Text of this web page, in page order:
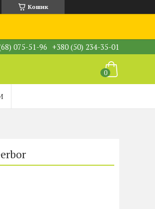
Кошик
075-51-96 +380 (50) 234-35-01